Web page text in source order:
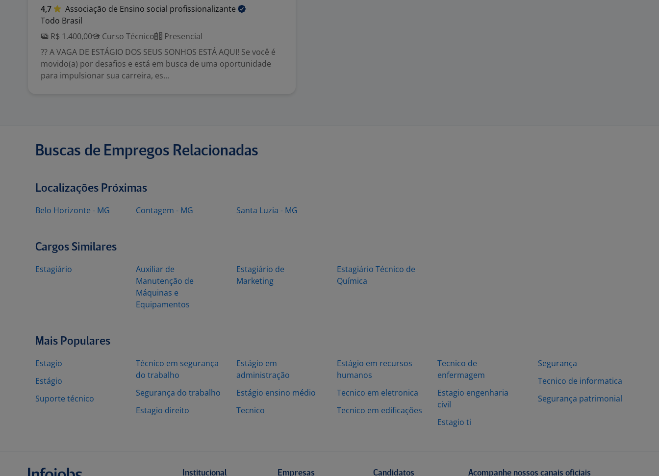
4,7 Associação de Ensino social profissionalizante
Todo Brasil
R$ 1.400,00
Curso Técnico
Presencial
?? A VAGA DE ESTÁGIO DOS SEUS SONHOS ESTÁ AQUI! Se você é
movido(a) por desafios e está em busca de uma oportunidade
para impulsionar sua carreira, es...
Buscas de Empregos Relacionadas
Localizações Próximas
Belo Horizonte - MG Contagem - MG Santa Luzia - MG
Cargos Similares
Estagiário
Auxiliar de
Manutenção de
Máquinas e
Equipamentos
Estagiário de
Marketing
Estagiário Técnico de
Química
Mais Populares
Estagio
Estágio
Suporte técnico
Técnico em segurança
do trabalho
Segurança do trabalho
Estagio direito
Estágio em
administração
Estágio ensino médio
Tecnico
Estágio em recursos
humanos
Tecnico em eletronica
Tecnico em edificações
Tecnico de
enfermagem
Estagio engenharia
civil
Estagio ti
Segurança
Tecnico de informatica
Segurança patrimonial
Institucional Empresas Candidatos Acompanhe nossos canais oficiais